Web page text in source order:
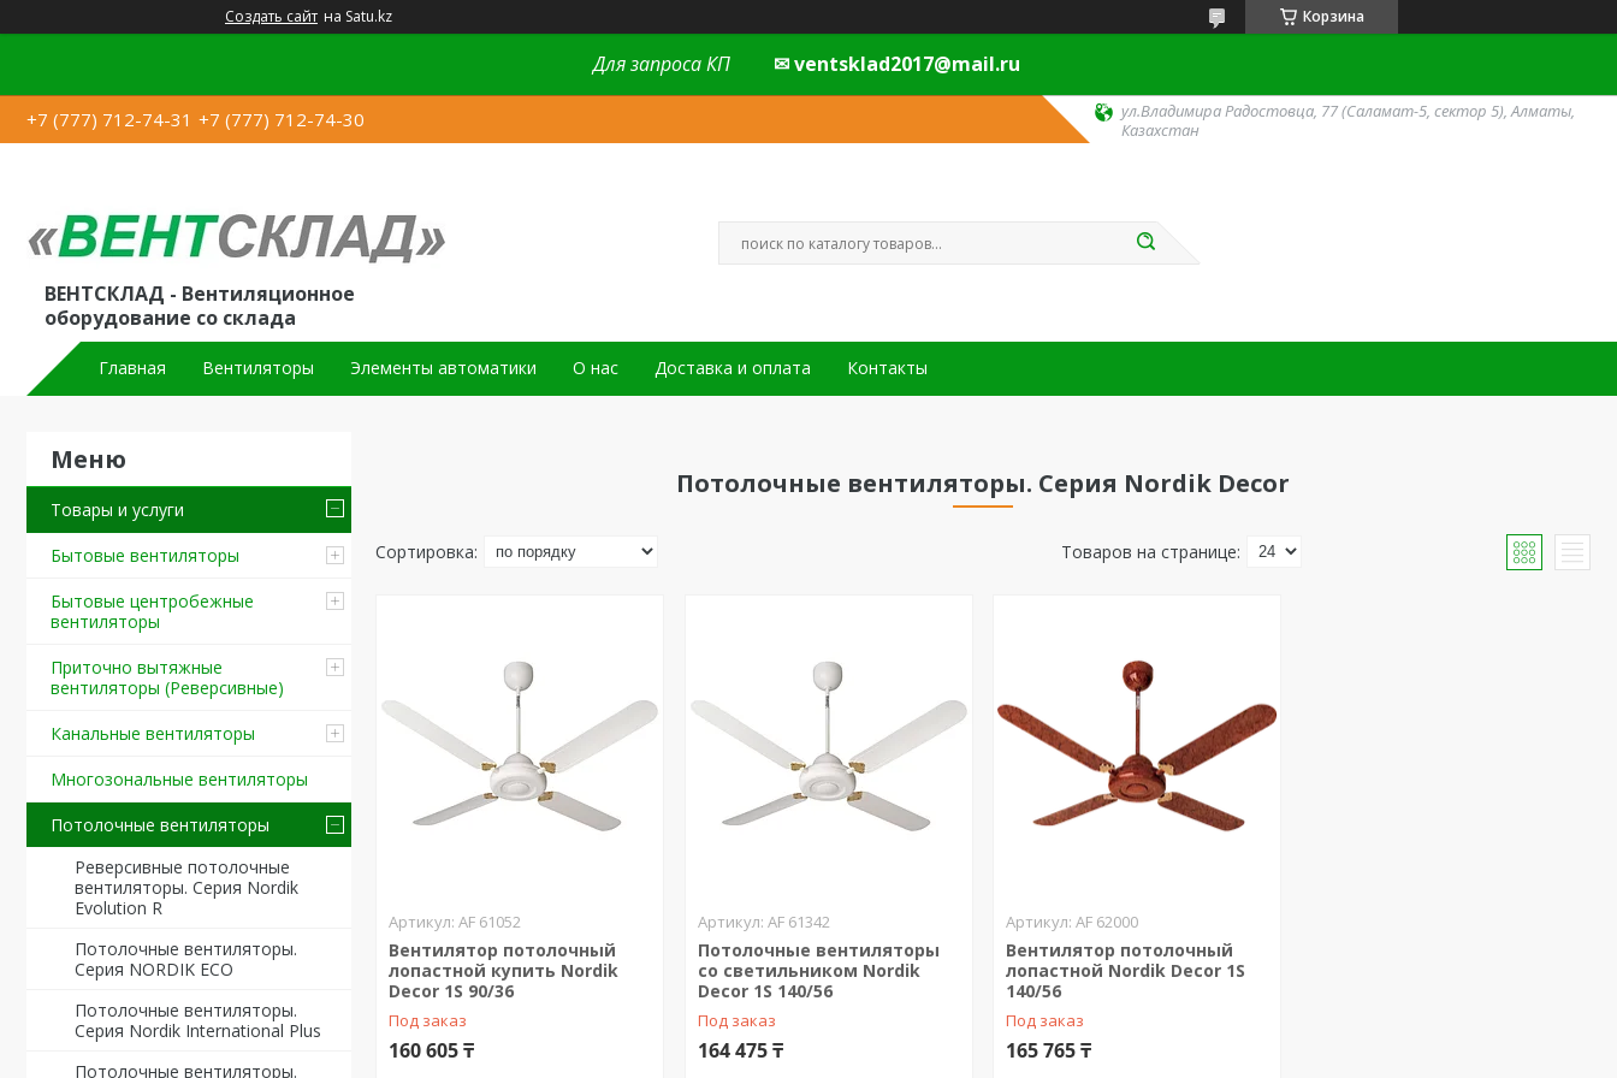
Создать сайт на Satu.kz Корзина
Для запроса КП ✉ ventsklad2017@mail.ru
+7 (777) 712-74-31 +7 (777) 712-74-30
ул.Владимира Радостовца, 77 (Саламат-5, сектор 5), Алматы,
Казахстан
ВЕНТСКЛАД - Вентиляционное
оборудование со склада
Главная Вентиляторы Элементы автоматики О нас Доставка и оплата Контакты
Товары и услуги
Бытовые вентиляторы
Бытовые центробежные
вентиляторы
Приточно вытяжные
вентиляторы (Реверсивные)
Канальные вентиляторы
Многозональные вентиляторы
Потолочные вентиляторы
Реверсивные потолочные
вентиляторы. Серия Nordik
Evolution R
Потолочные вентиляторы.
Серия NORDIK ECO
Потолочные вентиляторы.
Серия Nordik International Plus
Потолочные вентиляторы.
Потолочные вентиляторы. Серия Nordik Decor
AF 61052
Вентилятор потолочный
лопастной купить Nordik
Decor 1S 90/36
Под заказ
160 605 ₸
AF 61342
Потолочные вентиляторы
со светильником Nordik
Decor 1S 140/56
Под заказ
164 475 ₸
AF 62000
Вентилятор потолочный
лопастной Nordik Decor 1S
140/56
Под заказ
165 765 ₸